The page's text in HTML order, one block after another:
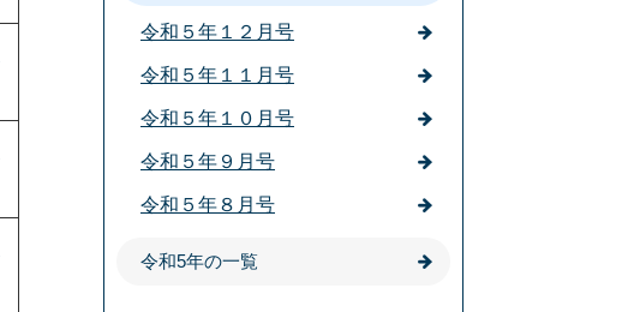
令和５年１２月号
令和５年１１月号
令和５年１０月号
令和５年９月号
令和５年８月号
令和5年の一覧